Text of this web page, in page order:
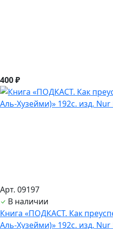
400 ₽
Арт. 09197
В наличии
Книга «ПОДКАСТ. Как
Аль-Хузейми)» 192с. изд. Nur